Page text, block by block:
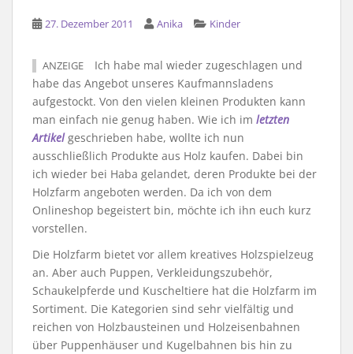
27. Dezember 2011 Anika Kinder
ANZEIGE
Ich habe mal wieder zugeschlagen und
habe das Angebot unseres Kaufmannsladens
aufgestockt. Von den vielen kleinen Produkten kann
man einfach nie genug haben. Wie ich im letzten
Artikelgeschrieben habe, wollte ich nun
ausschließlich Produkte aus Holz kaufen. Dabei bin
ich wieder bei Haba gelandet, deren Produkte bei der
Holzfarm angeboten werden. Da ich von dem
Onlineshop begeistert bin, möchte ich ihn euch kurz
vorstellen.
Die Holzfarm bietet vor allem kreatives Holzspielzeug
an. Aber auch Puppen, Verkleidungszubehör,
Schaukelpferde und Kuscheltiere hat die Holzfarm im
Sortiment. Die Kategorien sind sehr vielfältig und
reichen von Holzbausteinen und Holzeisenbahnen
über Puppenhäuser und Kugelbahnen bis hin zu